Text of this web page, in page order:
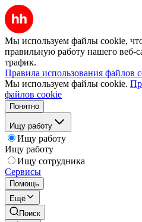
Мы используем файлы cookie,
правильную работу нашего веб-
трафик.
Правила использования файлов
Мы используем файлы cookie.
файлов cookie
Понятно
Ищу работу
Ищу работу
Ищу работу
Ищу сотрудника
Сервисы
Помощь
Ещё
Поиск